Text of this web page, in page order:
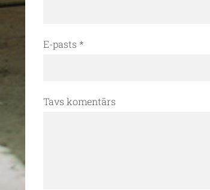
E-pasts *
Tavs komentārs